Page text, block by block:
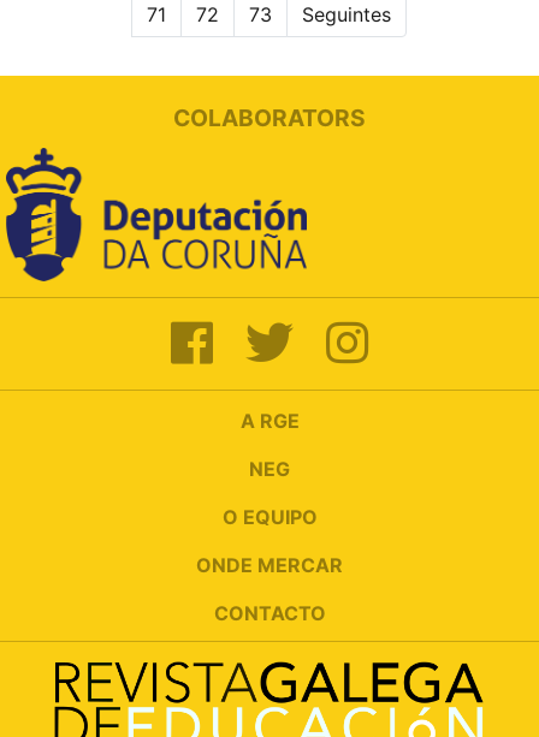
71
72 73 Seguintes
COLABORATORS
A RGE
NEG
O EQUIPO
ONDE MERCAR
CONTACTO